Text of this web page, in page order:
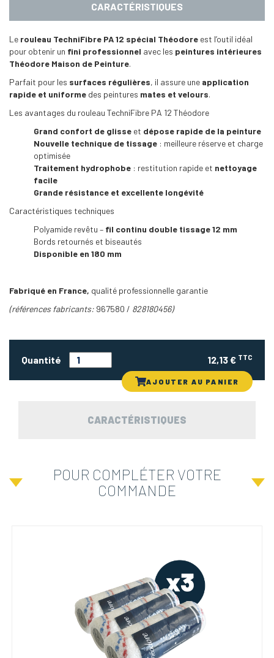
CARACTÉRISTIQUES
Le rouleau TechniFibre PA 12 spécial Théodore est l’outil idéal
pour obtenir un fini professionnel avec les peintures intérieures
Théodore Maison de Peinture.
Parfait pour les surfaces régulières, il assure une application
rapide et uniforme des peintures mates et velours.
Les avantages du rouleau TechniFibre PA 12 Théodore
Grand confort de glisse et dépose rapide de la peinture
Nouvelle technique de tissage : meilleure réserve et charge
optimisée
Traitement hydrophobe : restitution rapide et nettoyage
facile
Grande résistance et excellente longévité
Caractéristiques techniques
Polyamide revêtu – fil continu double tissage 12 mm
Bords retournés et biseautés
Disponible en 180 mm
Fabriqué en France, qualité professionnelle garantie
(références fabricants: 967580 / 828180456)
Quantité 12,13 € TTC
AJOUTER AU PANIER
CARACTÉRISTIQUES
POUR COMPLÉTER VOTRE
COMMANDE